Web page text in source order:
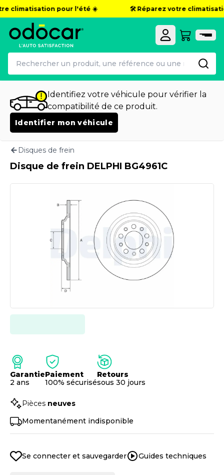
climatisation pour l'été ☀️ 🛠️ Réparez votre
Identifiez votre véhicule pour vérifier la
compatibilité de ce produit.
Identifier mon véhicule
Disques de frein
Disque de frein DELPHI BG4961C
Garantie
2 ans
Paiement
100% sécurisé
Retours
sous 30 jours
Pièces neuves
Momentanément indisponible
Se connecter et sauvegarder Guides techniques